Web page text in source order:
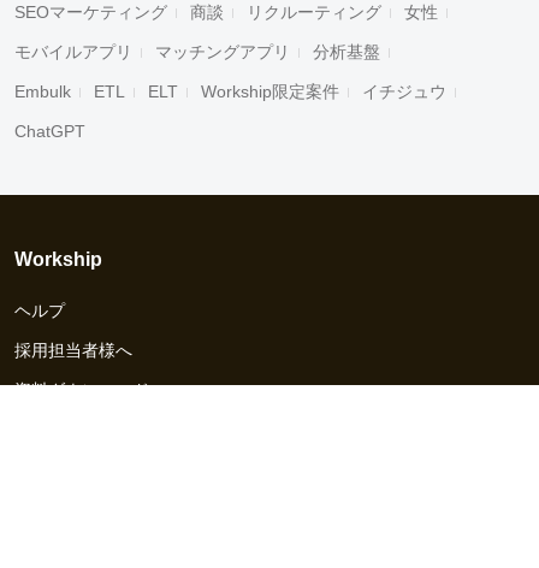
SEOマーケティング 商談 リクルーティング 女性
モバイルアプリ マッチングアプリ 分析基盤
Embulk ETL ELT Workship限定案件 イチジュウ
ChatGPT
Workship
ヘルプ
採用担当者様へ
資料ダウンロード